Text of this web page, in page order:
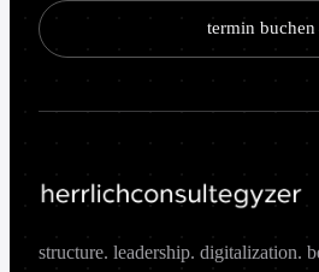
termin buchen
structure. leadership. digitalization.